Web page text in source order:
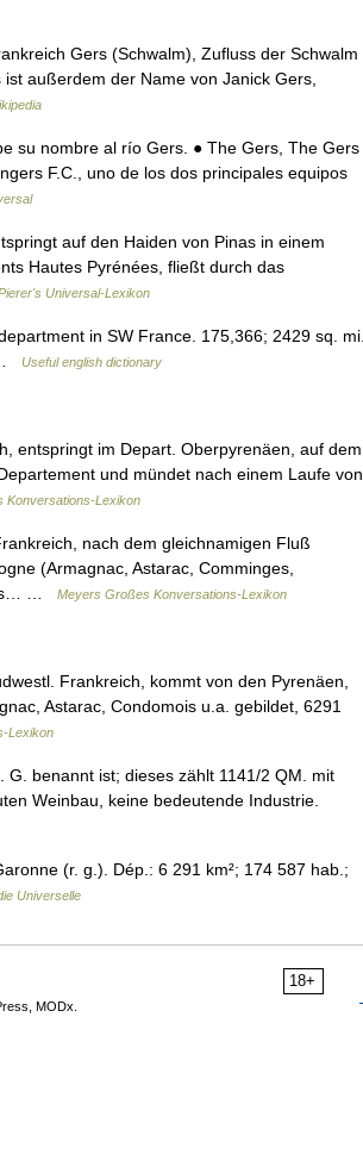
Gers (Schwalm), Zufluss der Schwalm
außerdem der Name von Janick Gers,
su nombre al río Gers. ● The Gers, The Gers
F.C., uno de los dos principales equipos
auf den Haiden von Pinas in einem
Hautes Pyrénées, fließt durch das
Universal-Lexikon
in SW France. 175,366; 2429 sq. mi.
Useful english dictionary
entspringt im Depart. Oberpyrenäen, auf dem
und mündet nach einem Laufe von
Konversations-Lexikon
nach dem gleichnamigen Fluß
(Armagnac, Astarac, Comminges,
…
Meyers Großes Konversations-Lexikon
Frankreich, kommt von den Pyrenäen,
Astarac, Condomois u.a. gebildet, 6291
Lexikon
benannt ist; dieses zählt 1141/2 QM. mit
Weinbau, keine bedeutende Industrie.
(r. g.). Dép.: 6 291 km²; 174 587 hab.;
Universelle
18+
MODx.